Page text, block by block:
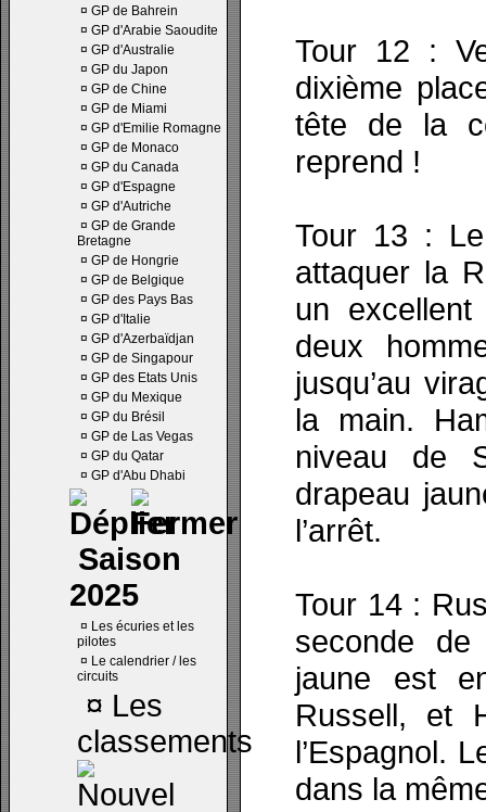
¤ GP de Bahrein
¤ GP d'Arabie Saoudite
¤ GP d'Australie
¤ GP du Japon
¤ GP de Chine
¤ GP de Miami
¤ GP d'Emilie Romagne
¤ GP de Monaco
¤ GP du Canada
¤ GP d'Espagne
¤ GP d'Autriche
¤ GP de Grande
Bretagne
¤ GP de Hongrie
¤ GP de Belgique
¤ GP des Pays Bas
¤ GP d'Italie
¤ GP d'Azerbaïdjan
¤ GP de Singapour
¤ GP des Etats Unis
¤ GP du Mexique
¤ GP du Brésil
¤ GP de Las Vegas
¤ GP du Qatar
¤ GP d'Abu Dhabi
Saison
2025
¤ Les écuries et les
pilotes
¤ Le calendrier / les
circuits
¤ Les
classements
Tour 12 :
dixième
tête de la
reprend !
Tour 13 :
attaquer la
un
deux
jusqu’au
la main.
niveau de
drapeau
l’arrêt.
Tour 14 :
seconde
jaune est
Russell, et
l’Espagnol.
dans la